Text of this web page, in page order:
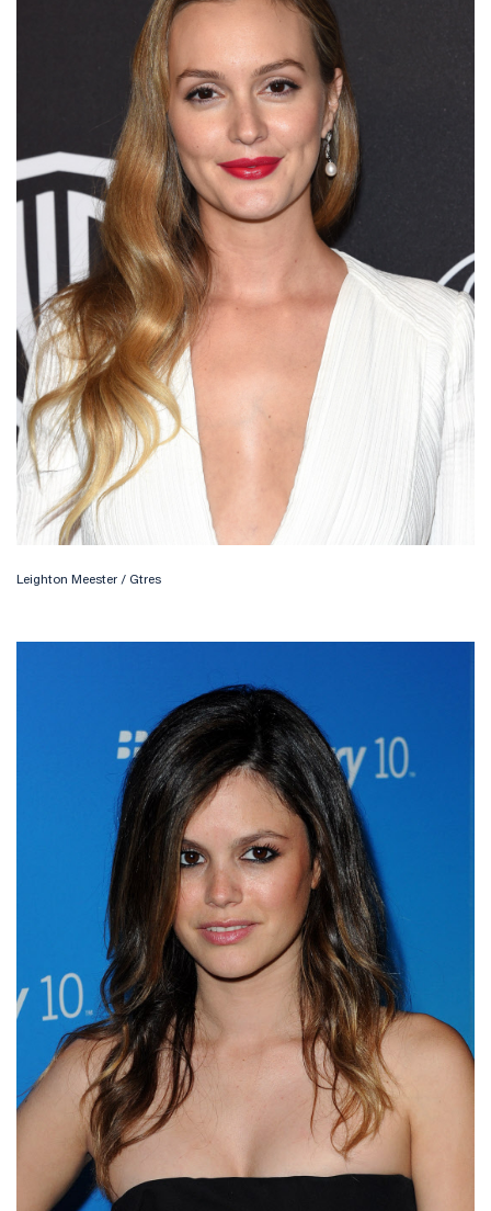
Leighton Meester / Gtres